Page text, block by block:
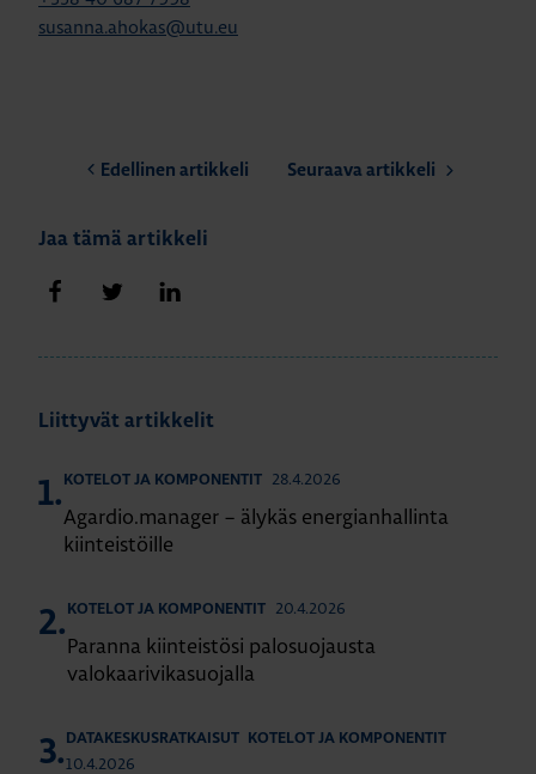
susanna.ahokas@utu.eu
Edellinen artikkeli Seuraava artikkeli
Jaa tämä artikkeli
Jaa FacebookissaJaa Twitterissä
Liittyvät artikkelit
1. KOTELOT JA KOMPONENTIT 28.4.2026
Agardio.manager – älykäs energianhallinta
kiinteistöille
2. KOTELOT JA KOMPONENTIT 20.4.2026
Paranna kiinteistösi palosuojausta
valokaarivikasuojalla
3. DATAKESKUSRATKAISUT KOTELOT JA KOMPONENTIT
10.4.2026